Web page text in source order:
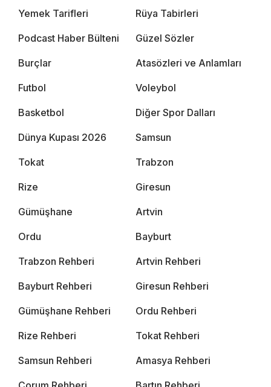
Yemek Tarifleri Rüya Tabirleri
Podcast Haber Bülteni Güzel Sözler
Burçlar Atasözleri ve Anlamları
Futbol Voleybol
Basketbol Diğer Spor Dalları
Dünya Kupası 2026 Samsun
Tokat Trabzon
Rize Giresun
Gümüşhane Artvin
Ordu Bayburt
Trabzon Rehberi Artvin Rehberi
Bayburt Rehberi Giresun Rehberi
Gümüşhane Rehberi Ordu Rehberi
Rize Rehberi Tokat Rehberi
Samsun Rehberi Amasya Rehberi